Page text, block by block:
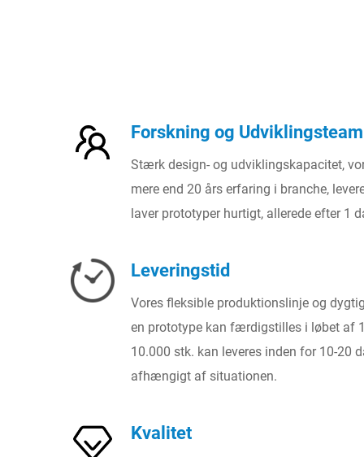
Forskning og Udviklingsteam
Stærk design- og udviklingskapacitet,
mere end 20 års erfaring i branche,
laver prototyper hurtigt, allerede efter 1
Leveringstid
Vores fleksible produktionslinje og
en prototype kan færdigstilles i løbet af
10.000 stk. kan leveres inden for 10-20
afhængigt af situationen.
Kvalitet